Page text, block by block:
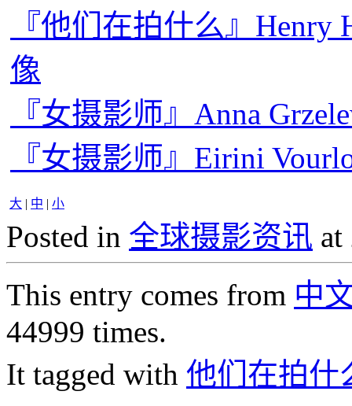
『他们在拍什么』Henry
像
『女摄影师』Anna
『女摄影师』Eirini
大 | 中 | 小
Posted in 全球摄影资讯 at
This entry comes from 中
44999 times.
It tagged with 他们在拍什